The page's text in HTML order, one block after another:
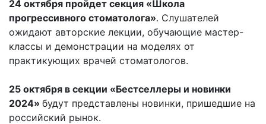
24 октября пройдет секция «Школа
прогрессивного стоматолога». Слушателей
ожидают авторские лекции, обучающие мастер-
классы и демонстрации на моделях от
практикующих врачей стоматологов.
25 октября в секции «Бестселлеры и новинки
2024» будут представлены новинки, пришедшие на
российский рынок.